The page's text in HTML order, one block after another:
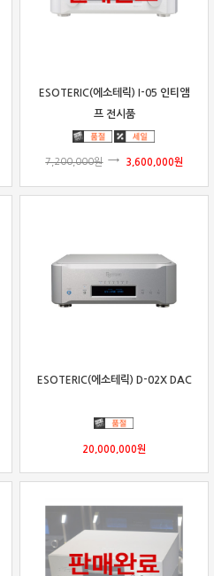
ESOTERIC(에소테릭) I-05 인티앰
프 전시품
7,200,000원 3,600,000원
ESOTERIC(에소테릭) D-02X DAC
20,000,000원